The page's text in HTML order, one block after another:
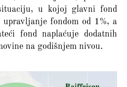
u kojoj glavni fond
upravljanje fondom od 1%, a
fond naplaćuje dodatnih
na godišnjem nivou.